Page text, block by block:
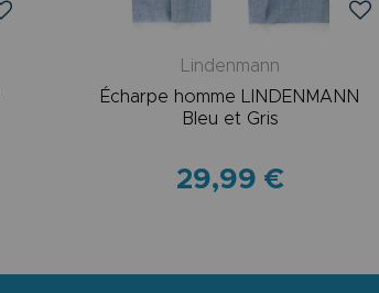
Lindenmann
Écharpe homme LINDENMANN
Bleu et Gris
29,99 €